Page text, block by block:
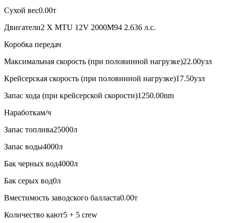
Сухой вес0.00т
Двигатели2 X MTU 12V 2000M94 2.636 л.с.
Коробка передач
Максимальная скорость (при половинной нагрузке)22.00узл
Крейсерская скорость (при половинной нагрузке)17.50узл
Запас хода (при крейсерской скорости)1250.00nm
Наработкам/ч
Запас топлива25000л
Запас воды4000л
Бак черных вод4000л
Бак серых вод0л
Вместимость заводского балласта0.00т
Количество кают5 + 5 crew